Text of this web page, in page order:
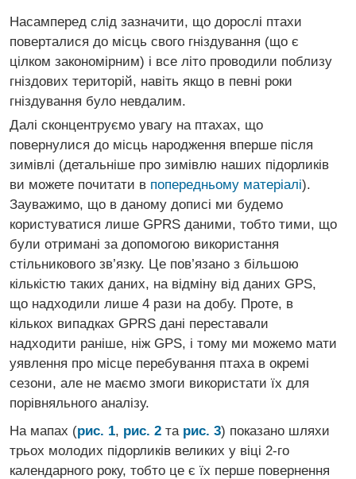
Насамперед слід зазначити, що дорослі птахи
поверталися до місць свого гніздування (що є
цілком закономірним) і все літо проводили поблизу
гніздових територій, навіть якщо в певні роки
гніздування було невдалим.
Далі сконцентруємо увагу на птахах, що
повернулися до місць народження вперше після
зимівлі (детальніше про зимівлю наших підорликів
ви можете почитати в попередньому матеріалі).
Зауважимо, що в даному дописі ми будемо
користуватися лише GPRS даними, тобто тими, що
були отримані за допомогою використання
стільникового зв’язку. Це пов’язано з більшою
кількістю таких даних, на відміну від даних GPS,
що надходили лише 4 рази на добу. Проте, в
кількох випадках GPRS дані переставали
надходити раніше, ніж GPS, і тому ми можемо мати
уявлення про місце перебування птаха в окремі
сезони, але не маємо змоги використати їх для
порівняльного аналізу.
На мапах (рис. 1, рис. 2 та рис. 3) показано шляхи
трьох молодих підорликів великих у віці 2-го
календарного року, тобто це є їх перше повернення